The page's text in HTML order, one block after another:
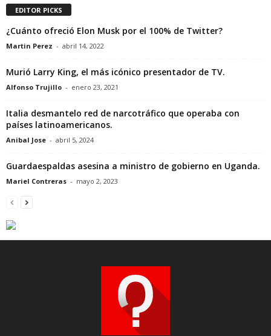
EDITOR PICKS
¿Cuánto ofreció Elon Musk por el 100% de Twitter?
Martin Perez - abril 14, 2022
Murió Larry King, el más icónico presentador de TV.
Alfonso Trujillo - enero 23, 2021
Italia desmantelo red de narcotráfico que operaba con
países latinoamericanos.
Anibal Jose - abril 5, 2024
Guardaespaldas asesina a ministro de gobierno en Uganda.
Mariel Contreras - mayo 2, 2023